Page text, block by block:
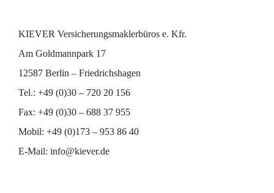
KIEVER Versicherungsmaklerbüros e. Kfr.
Am Goldmannpark 17
12587 Berlin – Friedrichshagen
Tel.: +49 (0)30 – 720 20 156
Fax: +49 (0)30 – 688 37 955
Mobil: +49 (0)173 – 953 86 40
E-Mail: info@kiever.de